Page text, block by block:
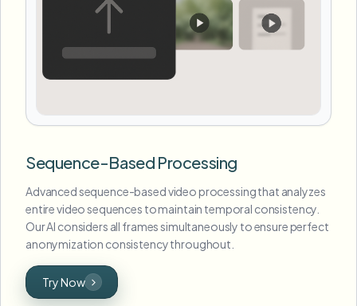
Sequence-Based Processing
Advanced sequence-based video processing that analyzes
entire video sequences to maintain temporal consistency.
Our AI considers all frames simultaneously to ensure perfect
anonymization consistency throughout.
Try Now